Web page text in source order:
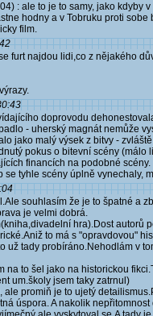
: ale to je to samy, jako kdyby
hodny a v Tobruku proti
film.
furt najdou lidi,co z nějakého
doprovodu
- uherský magnát nemůže
jako malý výsek z bitvy -
pokus o bitevní scény (málo
financích na podobné
se tyhle scény úplně vynechaly,
souhlasím že je to špatné a
je velmi dobrá.
hra).Dost autorů
to má s "opravdovou"
už tady probíráno.Nehodlám v
na to šel jako na historickou
um.školy jsem taky zatrnul)
ale promiň je to ujetý
úspora. A nakolik